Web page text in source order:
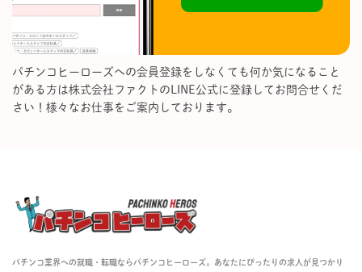
パチンコヒーローズへの会員登録をしなくても何か気になること
がある方は株式会社ファクトのLINE公式に登録してお問合せくだ
さい！様々なお仕事をご案内しております。
パチンコ業界への就職・転職ならパチンコヒーローズ。あなたにぴったりの求人が見つかり